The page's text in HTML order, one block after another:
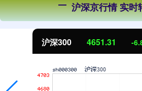
沪深京行情 实时
沪深300 4651.31 -